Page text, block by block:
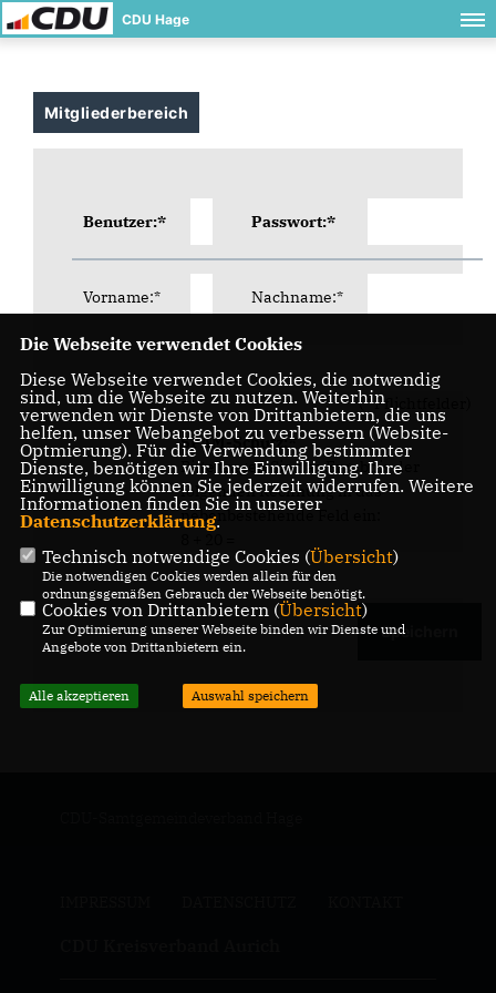
CDU Hage
Mitgliederbereich
Benutzer:* Passwort:*
Vorname:* Nachname:*
E-Mail:*
(* Pflichtfelder)
SPAM-Schutz:*
Bitte tragen Sie das Ergebnis der
folgenden Rechnung in das
nebenbestehende Feld ein:
Die Webseite verwendet Cookies
Diese Webseite verwendet Cookies, die notwendig
sind, um die Webseite zu nutzen. Weiterhin
verwenden wir Dienste von Drittanbietern, die uns
helfen, unser Webangebot zu verbessern (Website-
Optmierung). Für die Verwendung bestimmter
Dienste, benötigen wir Ihre Einwilligung. Ihre
Einwilligung können Sie jederzeit widerrufen. Weitere
Informationen finden Sie in unserer
Datenschutzerklärung.
Technisch notwendige Cookies (Übersicht)
Die notwendigen Cookies werden allein für den
ordnungsgemäßen Gebrauch der Webseite benötigt.
Cookies von Drittanbietern (Übersicht)
Zur Optimierung unserer Webseite binden wir Dienste und
Angebote von Drittanbietern ein.
Alle akzeptieren Auswahl speichern